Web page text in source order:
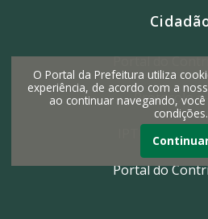
Portal do
Protocolo
IPTU 2ª Via do
Portal do
O Portal da Prefeitura utiliza
experiência, de acordo com a
ao continuar navegando,
condições.